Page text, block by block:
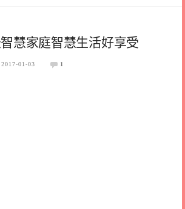
智慧家庭智慧生活好享受
2017-01-03 1